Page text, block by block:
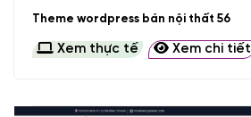
Theme wordpress bán nội thất 56
Xem thực tế Xem chi tiết